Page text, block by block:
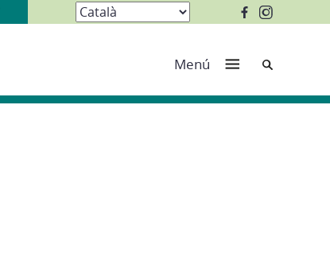
Menú Cerca